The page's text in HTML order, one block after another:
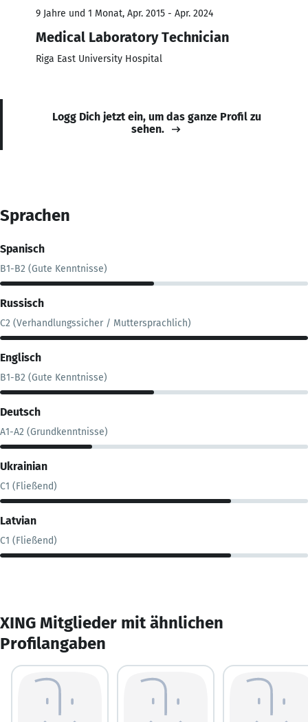
9 Jahre und 1 Monat, Apr. 2015 - Apr. 2024
Medical Laboratory Technician
Riga East University Hospital
Logg Dich jetzt ein, um das ganze Profil zu
sehen.
Sprachen
Spanisch
B1-B2 (Gute Kenntnisse)
Russisch
C2 (Verhandlungssicher / Muttersprachlich)
Englisch
B1-B2 (Gute Kenntnisse)
Deutsch
A1-A2 (Grundkenntnisse)
Ukrainian
C1 (Fließend)
Latvian
C1 (Fließend)
XING Mitglieder mit ähnlichen
Profilangaben